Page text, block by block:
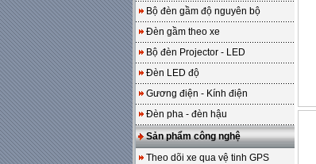
Bộ đèn gầm độ nguyên bộ
Đèn gầm theo xe
Bộ đèn Projector - LED
Đèn LED độ
Gương điện - Kính điện
Đèn pha - đèn hậu
Sản phẩm công nghệ
Theo dõi xe qua vệ tinh GPS